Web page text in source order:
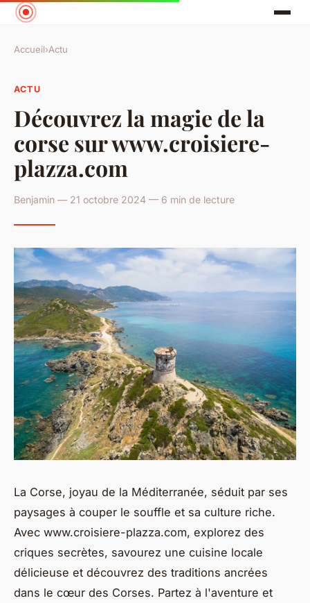
Accueil›Actu
ACTU
Découvrez la magie de la
corse sur www.croisiere-
plazza.com
Benjamin — 21 octobre 2024 — 6 min de lecture
La Corse, joyau de la Méditerranée, séduit par ses
paysages à couper le souffle et sa culture riche.
Avec www.croisiere-plazza.com, explorez des
criques secrètes, savourez une cuisine locale
délicieuse et découvrez des traditions ancrées
dans le cœur des Corses. Partez à l'aventure et